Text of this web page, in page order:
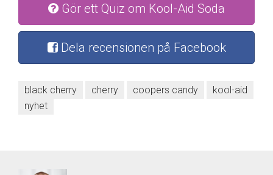
Gör ett Quiz om Kool-Aid Soda
Dela recensionen på Facebook
black cherry cherry coopers candy
kool-aid
nyhet